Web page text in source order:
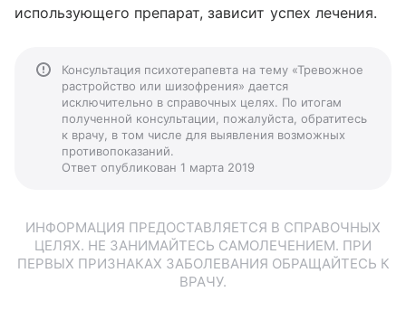
использующего препарат, зависит успех лечения.
Консультация психотерапевта на тему «Тревожное
растройство или шизофрения» дается
исключительно в справочных целях. По итогам
полученной консультации, пожалуйста, обратитесь
к врачу, в том числе для выявления возможных
противопоказаний.
Ответ опубликован 1 марта 2019
ИНФОРМАЦИЯ ПРЕДОСТАВЛЯЕТСЯ В СПРАВОЧНЫХ
ЦЕЛЯХ. НЕ ЗАНИМАЙТЕСЬ САМОЛЕЧЕНИЕМ. ПРИ
ПЕРВЫХ ПРИЗНАКАХ ЗАБОЛЕВАНИЯ ОБРАЩАЙТЕСЬ К
ВРАЧУ.